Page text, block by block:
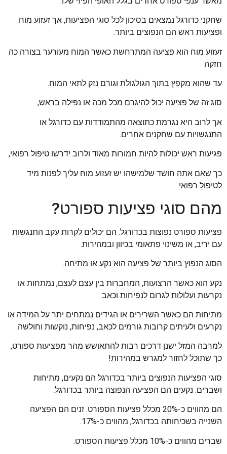
שחקני כדורגל נמצאים בסיכון לכל סוגי הפציעות, אך זעזוע מוח
ופציעות ראש הם הנפוצים ביותר.
זעזוע מוח הוא פציעה המתרחשת כאשר המוח מעורער בצורה כה
חזקה
עד שהוא מקפץ בתוך הגולגולת וגורם נזק לתאי המוח.
סוג זה של פציעה יכול להיגרם מכל מכה או נפילה בראש,
אך לרוב היא נגרמת כתוצאה מהתמודדות עם כדורגל או
התנגשויות עם שחקנים אחרים.
פגיעות ראש יכולות להיות חמורות מאוד ולרוב ידרשו טיפול רפואי,
כך שאם אתה חושד שלמישהו יש זעזוע מוח עליך לפנות מיד
לטיפול רפואי.
מהם סוגי פציעות ספורט?
פציעות ספורט נפוצות בכדורגל. הם יכולים לקרות עקב התנגשות
עם יריב, או משינוי פתאומי בכיוון ובמהירות.
הסוג הנפוץ ביותר של פציעה הוא נקע או מתיחה.
נקע הוא כאשר הרצועות, המחברות בין עצם לעצם, נמתחות או
נקרעות ועלולות לגרום לנפיחות וכאב.
מתיחות הם כאשר השרירים או הגידים נמתחים יתר על המידה או
נקרעים ולעיתים קרובות גורמים לכאב, נפיחות, נוקשות וחולשה.
למרבה המזל ישנן דרכים רבות להתאושש מהר מפציעות ספורט,
כך שתוכל לחזור למגרש במהירות!
סוגי הפציעות הנפוצים ביותר בכדורגל הם נקעים, מתיחות
ושברים. נקעים הם הפציעה הנפוצה ביותר בכדורגל.
הם מהווים כ-20% מכלל פציעות הספורט. זנים הם הפציעה
השנייה בשכיחותה בכדורגל, מהווים כ-17%.
שברים מהווים כ-10% מכלל פציעות הספורט.